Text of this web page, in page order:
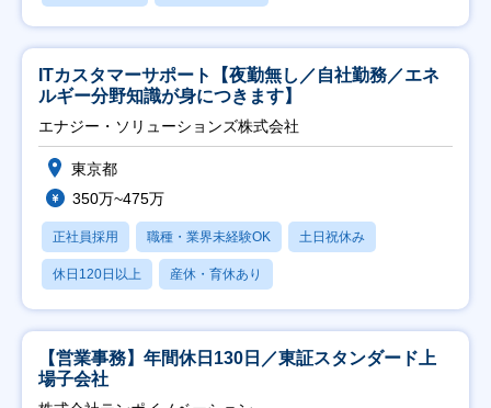
ITカスタマーサポート【夜勤無し／自社勤務／エネ
ルギー分野知識が身につきます】
エナジー・ソリューションズ株式会社
東京都
350万~475万
正社員採用 職種・業界未経験OK 土日祝休み
休日120日以上 産休・育休あり
【営業事務】年間休日130日／東証スタンダード上
場子会社